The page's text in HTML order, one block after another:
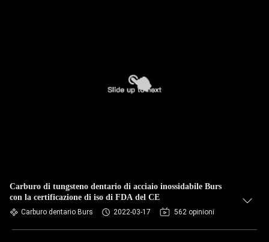
Carburo di tungsteno dentario di acciaio inossidabile Burs
con la certificazione di iso di FDA del CE
Carburo dentario Burs 2022-03-17 562 opinioni